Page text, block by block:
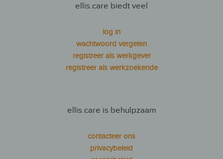
ellis.care biedt veel
log in
wachtwoord vergeten
registreer als werkgever
registreer als werkzoekende
ellis.care is behulpzaam
contacteer ons
privacybeleid